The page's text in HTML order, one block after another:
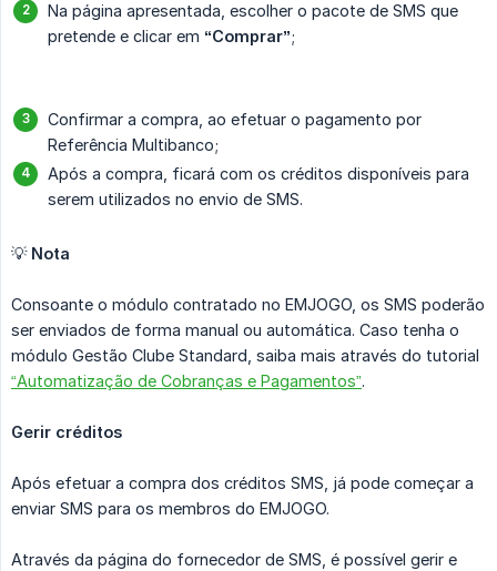
Na página apresentada, escolher o pacote de SMS que
pretende e clicar em “Comprar”;
Confirmar a compra, ao efetuar o pagamento por
Referência Multibanco;
Após a compra, ficará com os créditos disponíveis para
serem utilizados no envio de SMS.
💡 Nota
Consoante o módulo contratado no EMJOGO, os SMS poderão
ser enviados de forma manual ou automática. Caso tenha o
módulo Gestão Clube Standard, saiba mais através do tutorial
“Automatização de Cobranças e Pagamentos”.
Gerir créditos
Após efetuar a compra dos créditos SMS, já pode começar a
enviar SMS para os membros do EMJOGO.
Através da página do fornecedor de SMS, é possível gerir e